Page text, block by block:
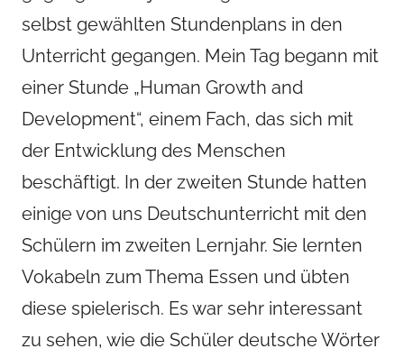
selbst gewählten Stundenplans in den
Unterricht gegangen. Mein Tag begann mit
einer Stunde „Human Growth and
Development“, einem Fach, das sich mit
der Entwicklung des Menschen
beschäftigt. In der zweiten Stunde hatten
einige von uns Deutschunterricht mit den
Schülern im zweiten Lernjahr. Sie lernten
Vokabeln zum Thema Essen und übten
diese spielerisch. Es war sehr interessant
zu sehen, wie die Schüler deutsche Wörter